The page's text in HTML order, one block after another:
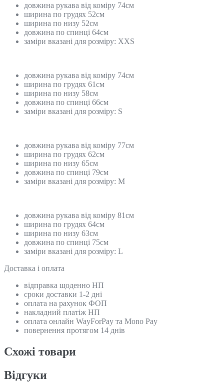
довжина рукава від коміру 74см
ширина по грудях 52см
ширина по низу 52см
довжина по спинці 64см
заміри вказані для розміру: ХХS
довжина рукава від коміру 74см
ширина по грудях 61см
ширина по низу 58см
довжина по спинці 66см
заміри вказані для розміру: S
довжина рукава від коміру 77см
ширина по грудях 62см
ширина по низу 65см
довжина по спинці 79см
заміри вказані для розміру: M
довжина рукава від коміру 81см
ширина по грудях 64см
ширина по низу 63см
довжина по спинці 75см
заміри вказані для розміру: L
Доставка і оплата
відправка щоденно НП
сроки доставки 1-2 дні
оплата на рахунок ФОП
накладний платіж НП
оплата онлайн WayForPay та Mono Pay
повернення протягом 14 днів
Схожi товари
Відгуки